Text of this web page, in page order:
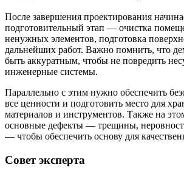
После завершения проектирования
подготовительный этап — очистка
ненужных элементов, подготовка
дальнейших работ. Важно помнить, что
быть аккуратным, чтобы не повредить
инженерные системы.
Параллельно с этим нужно обеспечить
все ценности и подготовить место для
материалов и инструментов. Также на
основные дефекты — трещины,
— чтобы обеспечить основу для
Совет эксперта